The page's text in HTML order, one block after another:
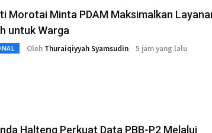
Morotai Minta PDAM Maksimalkan
untuk Warga
Oleh Thuraiqiyyah Syamsudin 5 jam yang lalu
Halteng Perkuat Data PBB-P2 Melalui